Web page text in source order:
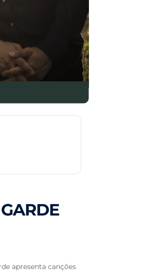
apresenta canções